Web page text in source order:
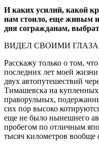
И каких усилий, какой
нам стоило, еще живым
дня согражданам,
ВИДЕЛ СВОИМИ
Расскажу только о том,
последних лет моей
двух автопутешествий
Тимашевска на
праворульных,
сих пор высоко
еще не было нынешнего
пробегом по отличным
тысяч километров вообще